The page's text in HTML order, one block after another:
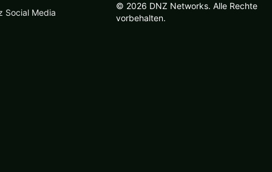
Social Media
© 2026 DNZ Networks. Alle Rechte
vorbehalten.